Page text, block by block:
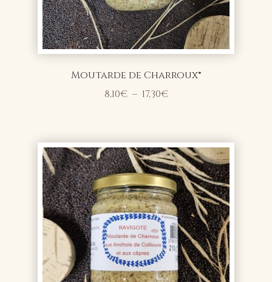
Moutarde de Charroux®
8,10€ – 17,30€Plage
8,10€
à
17,30€